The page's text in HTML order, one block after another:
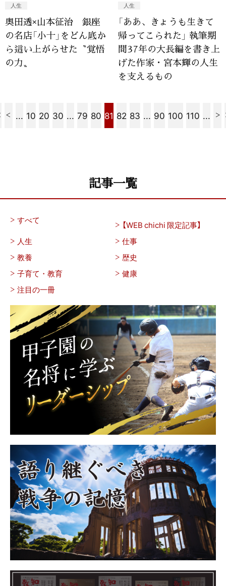
人生
奥田透×山本征治 銀座
の名店「小十」をどん底か
ら這い上がらせた〝覚悟
の力〟
人生
「ああ、きょうも生きて
帰ってこられた」 執筆期
間37年の大長編を書き上
げた作家・宮本輝の人生
を支えるもの
... 10 20 30 ... 79 80 81 82 83 ... 90 100 110 ...
記事一覧
すべて
【WEB chichi 限定記事】
人生
仕事
教養
歴史
子育て・教育
健康
注目の一冊